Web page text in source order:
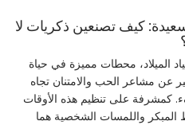
كيف تصنعين ذكريات لا
الميلاد، محطات مميزة في حياة
عن مشاعر الحب والامتنان تجاه
كمشرفة على تنظيم هذه الأوقات
المبكر واللمسات الشخصية هما